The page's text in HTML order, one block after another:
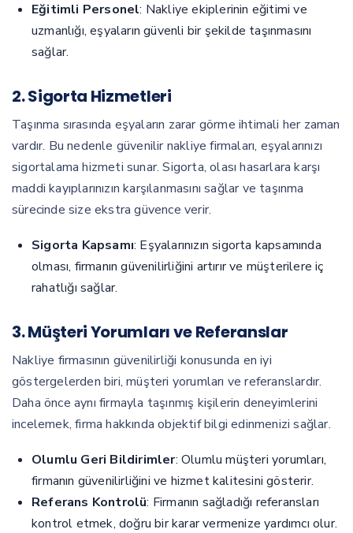
Eğitimli Personel: Nakliye ekiplerinin eğitimi ve
uzmanlığı, eşyaların güvenli bir şekilde taşınmasını
sağlar.
2. Sigorta Hizmetleri
Taşınma sırasında eşyaların zarar görme ihtimali her zaman
vardır. Bu nedenle güvenilir nakliye firmaları, eşyalarınızı
sigortalama hizmeti sunar. Sigorta, olası hasarlara karşı
maddi kayıplarınızın karşılanmasını sağlar ve taşınma
sürecinde size ekstra güvence verir.
Sigorta Kapsamı: Eşyalarınızın sigorta kapsamında
olması, firmanın güvenilirliğini artırır ve müşterilere iç
rahatlığı sağlar.
3. Müşteri Yorumları ve Referanslar
Nakliye firmasının güvenilirliği konusunda en iyi
göstergelerden biri, müşteri yorumları ve referanslardır.
Daha önce aynı firmayla taşınmış kişilerin deneyimlerini
incelemek, firma hakkında objektif bilgi edinmenizi sağlar.
Olumlu Geri Bildirimler: Olumlu müşteri yorumları,
firmanın güvenilirliğini ve hizmet kalitesini gösterir.
Referans Kontrolü: Firmanın sağladığı referansları
kontrol etmek, doğru bir karar vermenize yardımcı olur.